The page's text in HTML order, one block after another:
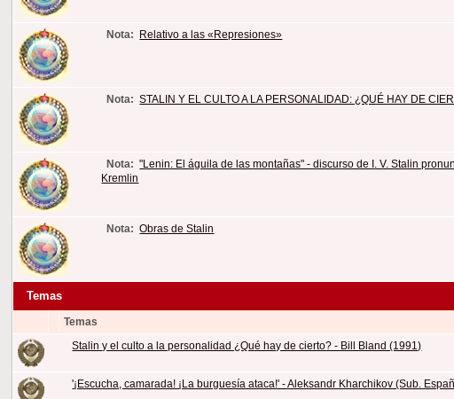
Nota: Relativo a las «Represiones»
Nota: STALIN Y EL CULTO A LA PERSONALIDAD: ¿QUÉ HAY DE
Nota: "Lenin: El águila de las montañas" - discurso de I. V. Stalin
Kremlin
Nota: Obras de Stalin
Temas
Temas
Stalin y el culto a la personalidad ¿Qué hay de cierto? - Bill Bland (1991)
'¡Escucha, camarada! ¡La burguesía ataca!' - Aleksandr Kharchikov (Sub.